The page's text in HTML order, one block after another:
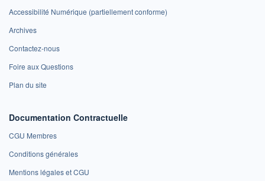
Accessibilité Numérique (partiellement conforme)
Archives
Contactez-nous
Foire aux Questions
Plan du site
Documentation Contractuelle
CGU Membres
Conditions générales
Mentions légales et CGU